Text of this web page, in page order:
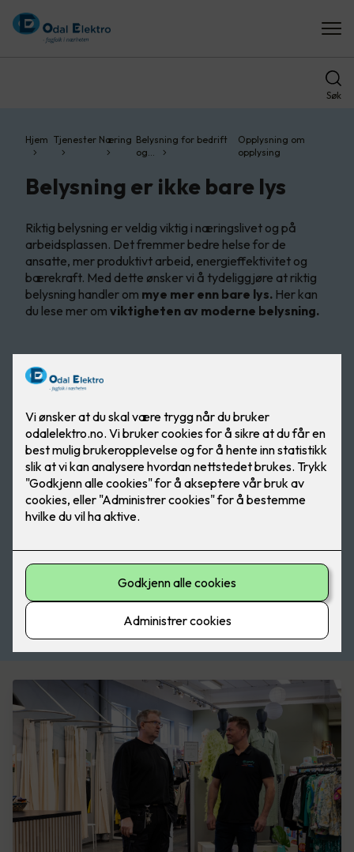
Søk
Hjem Tjenester Næring Belysning for bedrift
og…
Opplysning om
opplysing
Belysning er ikke bare lys
Riktig belysning er veldig viktig i næringslivet og på
arbeidsplassen. Det fremmer bedre helse for de
ansatte, mer produktivt arbeid, energieffektivitet og
bærekraft. Med dette ønsker vi å tydeliggjøre at riktig
belysning handler om mye mer enn bare lys. Her kan
du lese mer om viktigheten av moderne belysning.